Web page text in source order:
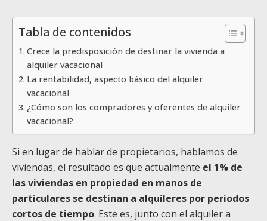
Tabla de contenidos
Crece la predisposición de destinar la vivienda a
alquiler vacacional
La rentabilidad, aspecto básico del alquiler
vacacional
¿Cómo son los compradores y oferentes de alquiler
vacacional?
Si en lugar de hablar de propietarios, hablamos de
viviendas, el resultado es que actualmente el 1% de
las viviendas en propiedad en manos de
particulares se destinan a alquileres por periodos
cortos de tiempo. Este es, junto con el alquiler a